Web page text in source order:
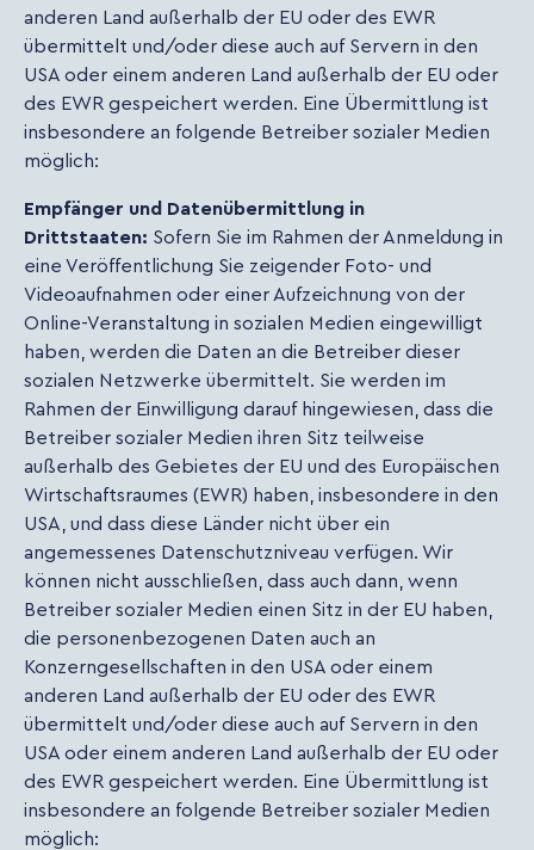
anderen Land außerhalb der EU oder des EWR
übermittelt und/oder diese auch auf Servern in den
USA oder einem anderen Land außerhalb der EU oder
des EWR gespeichert werden. Eine Übermittlung ist
insbesondere an folgende Betreiber sozialer Medien
möglich:
Empfänger und Datenübermittlung in
Drittstaaten: Sofern Sie im Rahmen der Anmeldung in
eine Veröffentlichung Sie zeigender Foto- und
Videoaufnahmen oder einer Aufzeichnung von der
Online-Veranstaltung in sozialen Medien eingewilligt
haben, werden die Daten an die Betreiber dieser
sozialen Netzwerke übermittelt. Sie werden im
Rahmen der Einwilligung darauf hingewiesen, dass die
Betreiber sozialer Medien ihren Sitz teilweise
außerhalb des Gebietes der EU und des Europäischen
Wirtschaftsraumes (EWR) haben, insbesondere in den
USA, und dass diese Länder nicht über ein
angemessenes Datenschutzniveau verfügen. Wir
können nicht ausschließen, dass auch dann, wenn
Betreiber sozialer Medien einen Sitz in der EU haben,
die personenbezogenen Daten auch an
Konzerngesellschaften in den USA oder einem
anderen Land außerhalb der EU oder des EWR
übermittelt und/oder diese auch auf Servern in den
USA oder einem anderen Land außerhalb der EU oder
des EWR gespeichert werden. Eine Übermittlung ist
insbesondere an folgende Betreiber sozialer Medien
möglich: